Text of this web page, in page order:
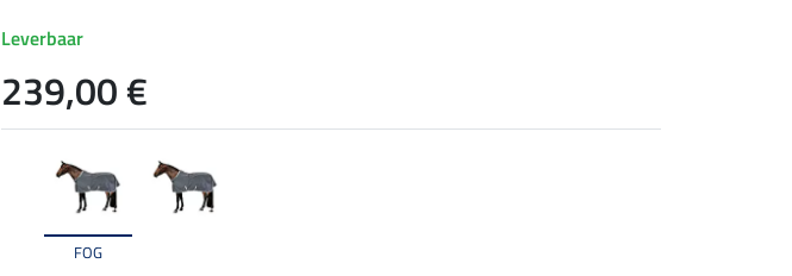
FOG
Leverbaar
239,00 €